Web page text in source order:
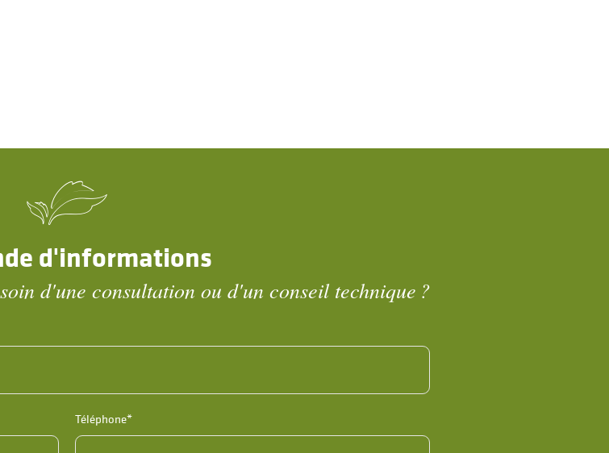
d'informations
d'une consultation ou d'un conseil technique ?
Téléphone*